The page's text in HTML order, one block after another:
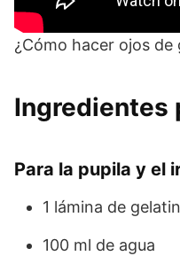
¿Cómo hacer ojos de
Ingredientes
Para la pupila y el
1 lámina de
100 ml de agua